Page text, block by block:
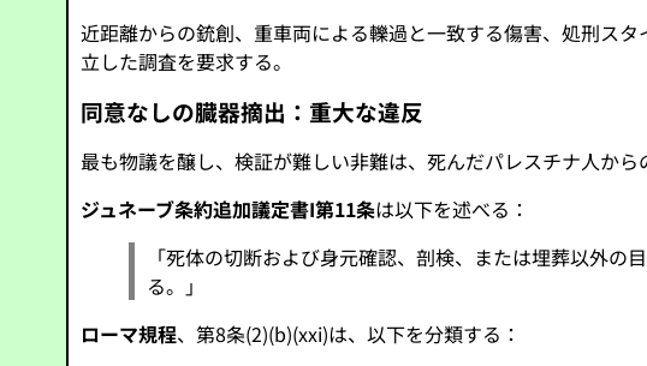
近距離からの銃創、重車両による轢過と一致する傷害、処刑ス
立した調査を要求する。
同意なしの臓器摘出：重大な違反
最も物議を醸し、検証が難しい非難は、死んだパレスチナ人から
ジュネーブ条約追加議定書I第11条は以下を述べる：
「死体の切断および身元確認、剖検、または埋葬以外
る。」
ローマ規程、第8条(2)(b)(xxi)は、以下を分類する：